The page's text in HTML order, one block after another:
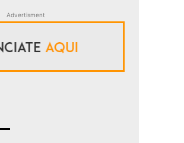
Advertisment